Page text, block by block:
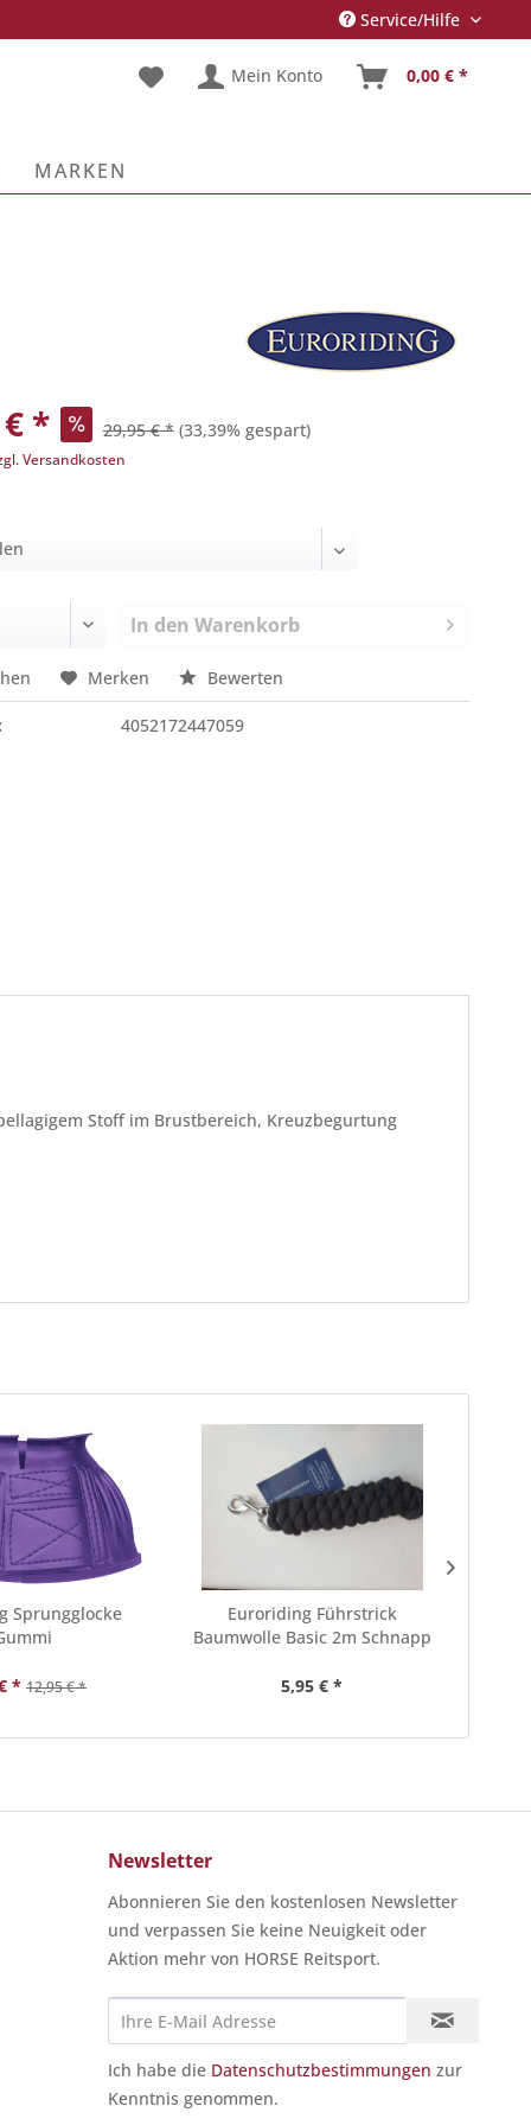
Service/Hilfe
Mein Konto 0,00 € *
MARKEN
* 29,95 € * (33,39% gespart)
Versandkosten
In den Warenkorb
Merken Bewerten
4052172447059
Stoff im Brustbereich, Kreuzbegurtung
Sprungglocke
* 12,95 € *
Euroriding Führstrick
Baumwolle Basic 2m Schnapp
5,95 € *
Newsletter
Abonnieren Sie den kostenlosen Newsletter
und verpassen Sie keine Neuigkeit oder
Aktion mehr von HORSE Reitsport.
Ich habe die Datenschutzbestimmungen zur
Kenntnis genommen.